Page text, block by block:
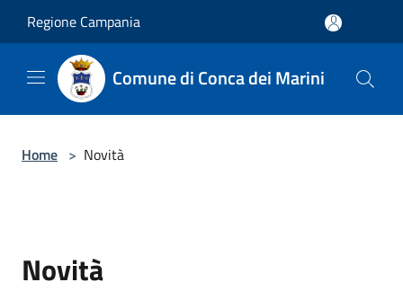
Regione Campania
Comune di Conca dei Marini
Home > Novità
Novità